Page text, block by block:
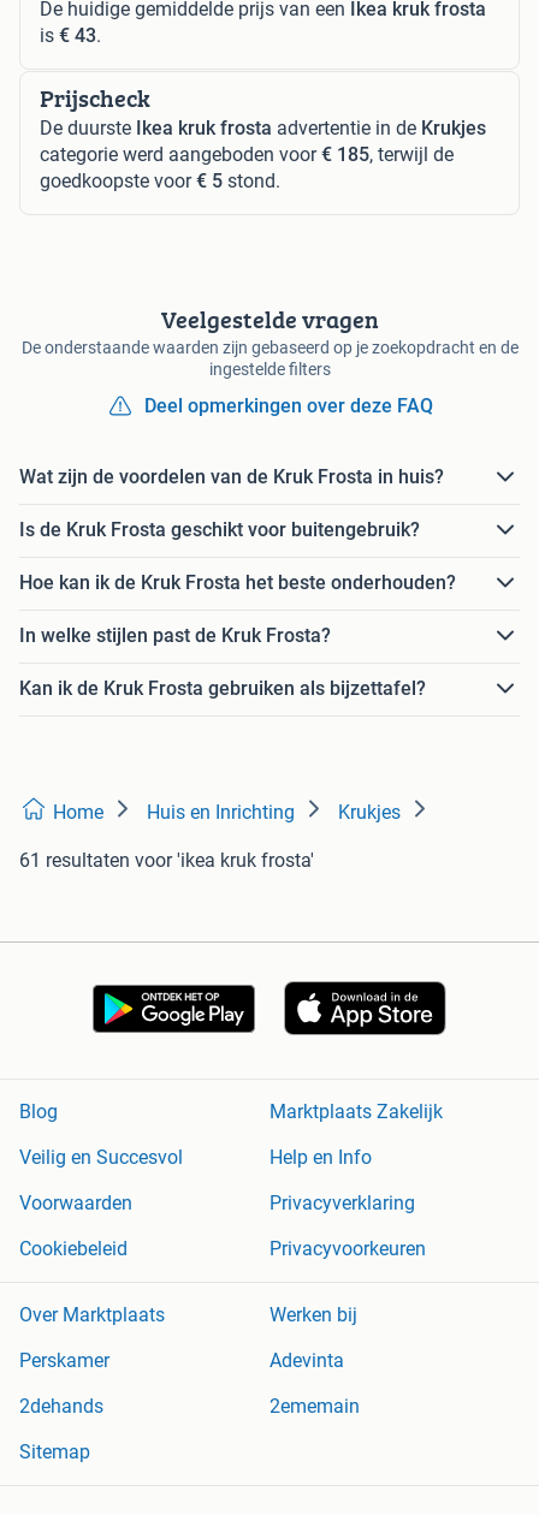
De huidige gemiddelde prijs van een Ikea kruk frosta
is € 43.
Prijscheck
De duurste Ikea kruk frosta advertentie in de Krukjes
categorie werd aangeboden voor€ 185, terwijl de
goedkoopste voor€ 5 stond.
Veelgestelde vragen
De onderstaande waarden zijn gebaseerd op je zoekopdracht en de
ingestelde filters
Deel opmerkingen over deze FAQ
Wat zijn de voordelen van de Kruk Frosta in huis?
Is de Kruk Frosta geschikt voor buitengebruik?
Hoe kan ik de Kruk Frosta het beste onderhouden?
In welke stijlen past de Kruk Frosta?
Kan ik de Kruk Frosta gebruiken als bijzettafel?
Home Huis en Inrichting Krukjes
61 resultaten voor 'ikea kruk frosta'
Blog
Marktplaats Zakelijk
Veilig en Succesvol
Help en Info
Voorwaarden
Privacyverklaring
Cookiebeleid
Privacyvoorkeuren
Over Marktplaats
Werken bij
Perskamer
Adevinta
2dehands
2ememain
Sitemap